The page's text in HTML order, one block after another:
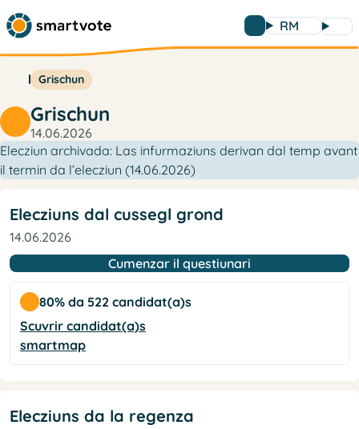
RM
Grischun
Grischun
14.06.2026
Elecziun archivada: Las infurmaziuns derivan dal temp avant
il termin da l’elecziun (14.06.2026)
Elecziuns dal cussegl grond
14.06.2026
Cumenzar il questiunari
80% da 522 candidat(a)s
Scuvrir candidat(a)s
smartmap
Elecziuns da la regenza